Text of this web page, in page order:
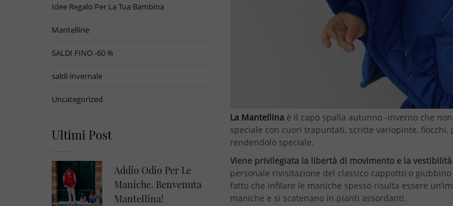
La Mantellina è il capo spalla autunno -inverno che
speciale con cuori trapuntati, scritte variopinte,
rendendolo speciale.
Viene privilegiata la libertà di movimento e la vestibilità
personale rivisitazione del classico cappotto o
fatto che infilare le maniche spesso risulta essere
maniche e si scatenano in pianti assordanti.
Idee Regalo Per La Tua Bambina
Mantelline
SALDI FINO -60 %
saldi invernale
Uncategorized
Ultimi Post
Addio Odio Per Le
Maniche. Benvenuta
Mantellina!